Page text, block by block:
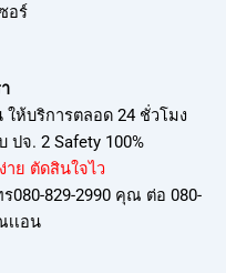
อร์
ให้บริการตลอด 24 ชั่วโมง
ปจ. 2 Safety 100%
าย ตัดสินใจไว
080-829-2990 คุณ ต่อ 080-
เอน